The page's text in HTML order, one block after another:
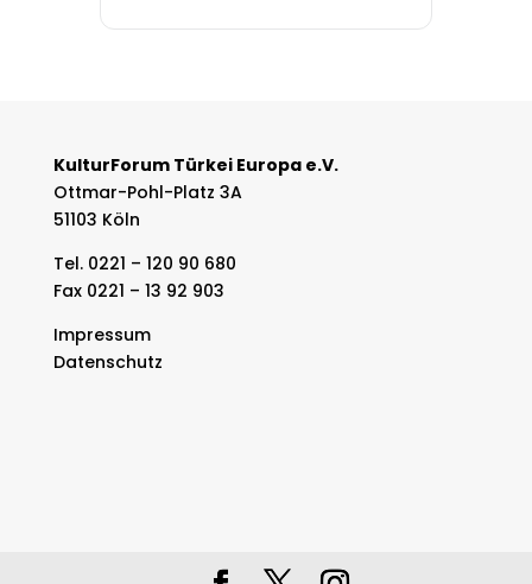
KulturForum Türkei Europa e.V.
Ottmar-Pohl-Platz 3A
51103 Köln
Tel. 0221 – 120 90 680
Fax 0221 – 13 92 903
Impressum
Datenschutz